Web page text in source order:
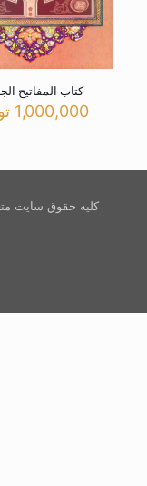
کتاب المفاتیح
1,000,000
کلیه حقوق سایت